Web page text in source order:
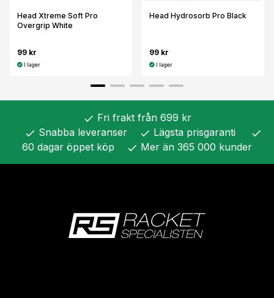
Head Xtreme Soft Pro
Overgrip White
99 kr
I lager
Head Hydrosorb Pro Black
99 kr
I lager
check Fri frakt från 699 kr
check Snabba leveranser check Lägsta prisgaranti check
60 dagar öppet köp check Mer än 365 000 kunder